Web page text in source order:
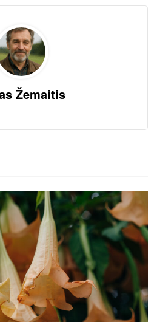
Žemaitis